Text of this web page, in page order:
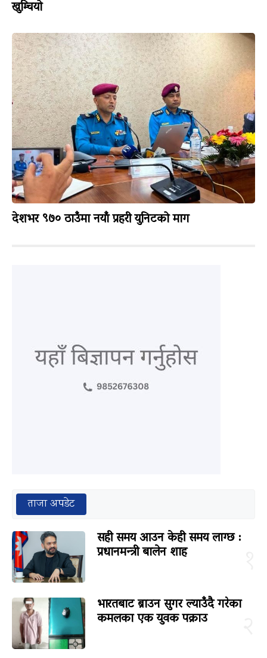
खुम्चियो
देशभर ९७० ठाउँमा नयाँ प्रहरी युनिटको माग
ताजा अपडेट
सही समय आउन केही समय लाग्छ :
प्रधानमन्त्री बालेन शाह
भारतबाट ब्राउन सुगर ल्याउँदै गरेका
कमलका एक युवक पक्राउ